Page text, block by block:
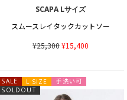
SCAPA Lサイズ
スムースレイタックカットソー
¥25,300¥15,400
SALE L SIZE 手洗い可
SOLDOUT